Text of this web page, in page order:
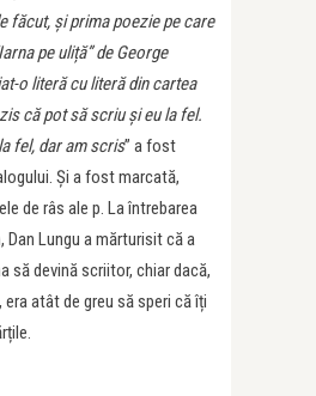
făcut, și prima poezie pe care
pe uliță” de George
o literă cu literă din cartea
că pot să scriu și eu la fel.
fel, dar am scris” a fost
Și a fost marcată,
de râs ale p. La întrebarea
Dan Lungu a mărturisit că a
să devină scriitor, chiar dacă,
era atât de greu să speri că îți